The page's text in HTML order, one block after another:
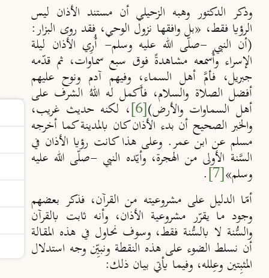
وذكر الدكتور وهبه الزحيلي أن مستند الأذان ليس
الرؤيا فقط، «بل وافقها نزول الوحي، فقد روى البزار:
(أن النبي -صلّى الله عليه وسلم- أُرِي الأذان ليلة
الإسراء وأُسمعه مشاهدةً فوق سبع سماوات، ثم قدّمه
جبريل، فأمَّ أهل السماء، وفيهم آدم ونوح عليهم
أفضل الصلاة والسلام، فأَكمل له اللهُ الشرف على
أهل السماوات والأرض)[6] ، لكنه حديث غريب،
والخبر الصحيح أن بدء الأذان كان بالمدينة كما أخرجه
مسلم عن ابن عمر. وعلى هذا كانت رؤيا الأذان في
السَّنة الأولى من الهجرة، وأيّده النبي -صلّى الله عليه
وسلم»[7]
.
أمّا الدليل على مشروعيته من القرآن، فذكر بعضهم
وجود ما يقرّر مشروعية الأذان، وأنه ثابت بالقرآن
والسُّنة لا بالسُّنة فقط، وسوف نحاول في هذه المقالة
أن نسلط الضوء على هذه النقطة ونبيِّن وجه استدلال
المثبِتين وعِلله، وفيما يأتي بيان ذلك: